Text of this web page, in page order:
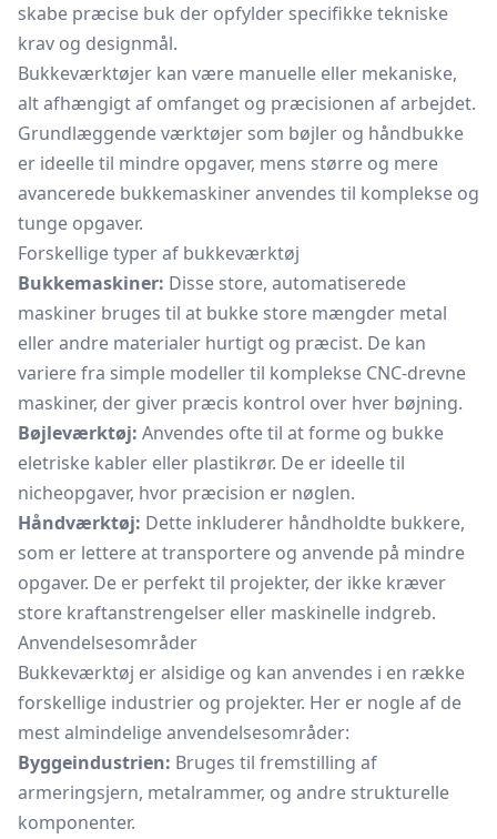
skabe præcise buk der opfylder specifikke tekniske
krav og designmål.
Bukkeværktøjer kan være manuelle eller mekaniske,
alt afhængigt af omfanget og præcisionen af arbejdet.
Grundlæggende værktøjer som bøjler og håndbukke
er ideelle til mindre opgaver, mens større og mere
avancerede bukkemaskineranvendes til komplekse og
tunge opgaver.
Forskellige typer af bukkeværktøj
Bukkemaskiner: Disse store, automatiserede
maskiner bruges til at bukke store mængder metal
eller andre materialer hurtigt og præcist. De kan
variere fra simple modeller til komplekse CNC-drevne
maskiner, der giver præcis kontrol over hver bøjning.
Bøjleværktøj: Anvendes ofte til at forme og bukke
eletriske kabler eller plastikrør. De er ideelle til
nicheopgaver, hvor præcision er nøglen.
Håndværktøj: Dette inkluderer håndholdte bukkere,
som er lettere at transportere og anvende på mindre
opgaver. De er perfekt til projekter, der ikke kræver
store kraftanstrengelser eller maskinelle indgreb.
Anvendelsesområder
Bukkeværktøj er alsidige og kan anvendes i en række
forskellige industrier og projekter. Her er nogle af de
mest almindelige anvendelsesområder:
Byggeindustrien: Bruges til fremstilling af
armeringsjern, metalrammer, og andre strukturelle
komponenter.